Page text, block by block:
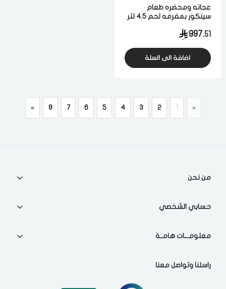
عجانه ومحضره طعام
سينكور بمفرمه لحم 4.5 لتر
997.51
اضافة الى السلة
«
1
2
3
4
5
6
7
8
»
من نحن
حسابي الشخصي
معلومـــات هامــة
راسلنا وتواصل معنا